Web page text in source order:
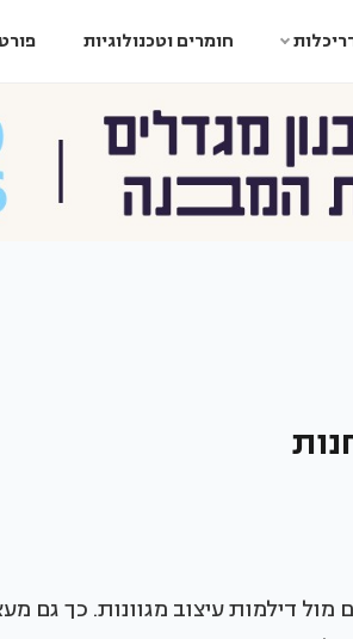
חומרים וטכנולוגיות
מול דילמות עיצוב מגוונות. כך גם